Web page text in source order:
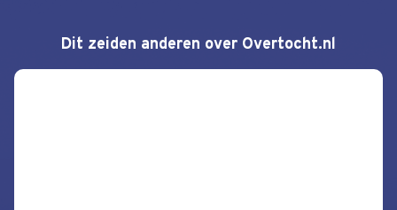
Dit zeiden anderen over Overtocht.nl